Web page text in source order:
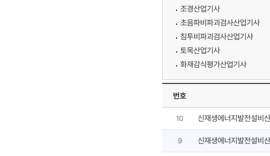
조경산업기사
초음파비파괴검사산업기사
침투비파괴검사산업기사
토목산업기사
화재감식평가산업기사
번호
10 신재생에너지발전설비
9 신재생에너지발전설비